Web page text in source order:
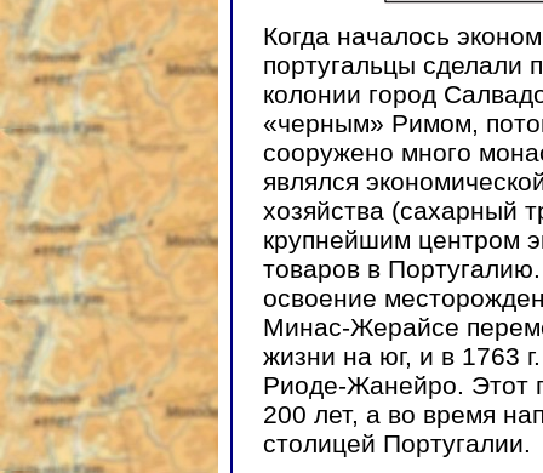
Когда началось
португальцы сделали
колонии город
«черным» Римом,
сооружено много
являлся
хозяйства (сахарный
крупнейшим центром
товаров в
освоение
Минас-Жерайсе
жизни на юг, и в 1763
Риоде-Жанейро. Этот
200 лет, а во время
столицей Португалии.